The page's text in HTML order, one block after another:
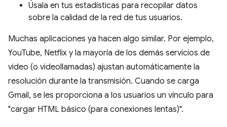
Úsala en tus estadísticas para recopilar datos
sobre la calidad de la red de tus usuarios.
Muchas aplicaciones ya hacen algo similar. Por ejemplo,
YouTube, Netflix y la mayoría de los demás servicios de
video (o videollamadas) ajustan automáticamente la
resolución durante la transmisión. Cuando se carga
Gmail, se les proporciona a los usuarios un vínculo para
"cargar HTML básico (para conexiones lentas)".